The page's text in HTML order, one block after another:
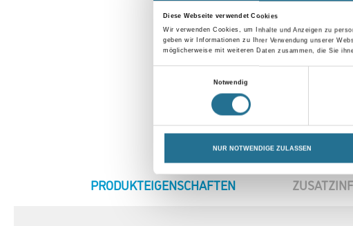
Diese Webseite verwendet Cookies
Wir verwenden Cookies, um Inhalte und Anzeigen zu
geben wir Informationen zu Ihrer Verwendung unserer
möglicherweise mit weiteren Daten zusammen, die Sie
Notwendig
NUR NOTWENDIGE ZULASSEN
CURRENT
PRODUKTEIGENSCHAFTEN